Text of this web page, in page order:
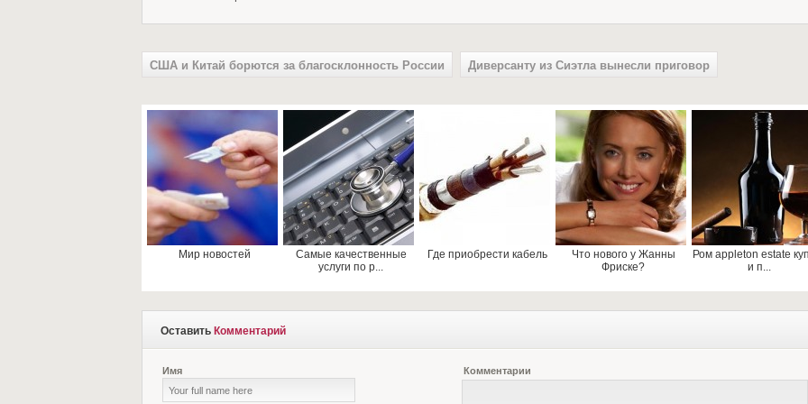
США и Китай борются за благосклонность России Диверсанту из Сиэтла вынесли приговор
Мир новостей
Самые качественные
услуги по р...
Где приобрести кабель
Что нового у Жанны
Фриске?
Ром appleton estate
и п...
ОставитьКомментарий
Имя Комментарии